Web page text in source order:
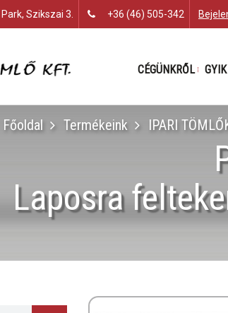
Szikszai 3. +36 (46) 505-342
CÉGÜNKRŐL GYIK
Főoldal Termékeink IPARI
Laposra